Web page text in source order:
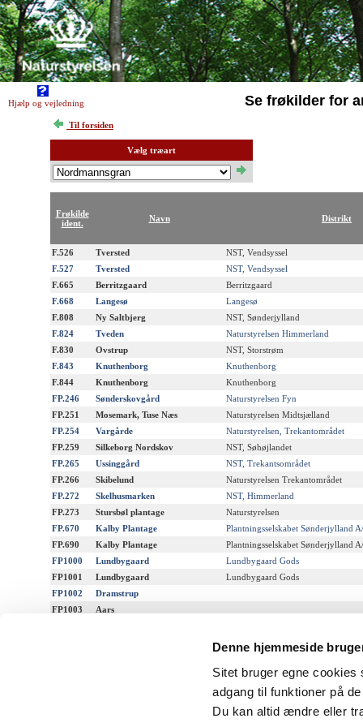
Denne hjemmeside
Sitet bruger egne
adgang til funktioner på
Du kan altid ændre eller
Se frøkilder for
Til forsiden
Vælg træart
Frøkilde
ident.
Navn Distrikt
F.526 Tversted
NST, Vendsyssel
F.527
Tversted
NST, Vendsyssel
F.665
Berritzgaard
Berritzgaard
F.668
Langesø
Langesø
F.808
Ny Saltbjerg
NST, Sønderjylland
F.824
Tveden
Naturstyrelsen Himmerland
F.830
Ovstrup
NST, Storstrøm
F.843
Knuthenborg
Knuthenborg
F.844
Knuthenborg
Knuthenborg
FP.246
Sønderskovgård
Naturstyrelsen Fyn
FP.251
Mosemark, Tuse Næs
Naturstyrelsen Midtsjælland
FP.254
Vargårde
Naturstyrelsen, Trekantområdet
FP.259
Silkeborg Nordskov
NST, Søhøjlandet
FP.265
Ussinggård
NST, Trekantsområdet
FP.266
Skibelund
Naturstyrelsen Trekantområdet
FP.272
Skelhusmarken
NST, Himmerland
FP.273
Stursbøl plantage
Naturstyrelsen
FP.670
Kalby Plantage
Plantningsselskabet Sønderjylland
FP.690
Kalby Plantage
Plantningsselskabet Sønderjylland
FP1000
Lundbygaard
Lundbygaard Gods
FP1001
Lundbygaard
Lundbygaard Gods
FP1002
Dramstrup
FP1003
Aars
Majland A/S - Snave
Georgien, Ambrolauri
Georgien, Borshomi
Hjælp og vejledning